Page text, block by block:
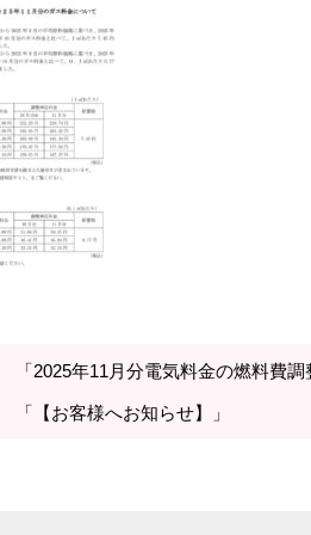
「2025年11月分電気料金の燃料費調
「【お客様へお知らせ】」